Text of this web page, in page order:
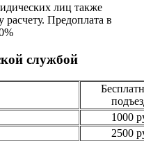
лиц также
расчету. Предоплата в
службой
1000
2500